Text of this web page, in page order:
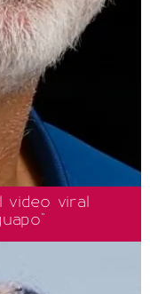
video viral